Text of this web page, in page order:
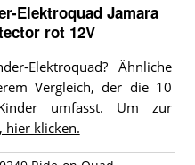
Elektroquad Jamara
rot 12V
Elektroquad? Ähnliche
Vergleich, der die 10
umfasst. Um zur
hier klicken.